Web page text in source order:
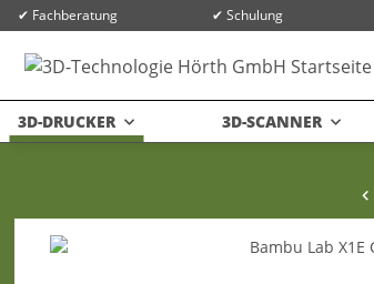
✔ Fachberatung ✔ Schulung
3D-DRUCKER 3D-SCANNER